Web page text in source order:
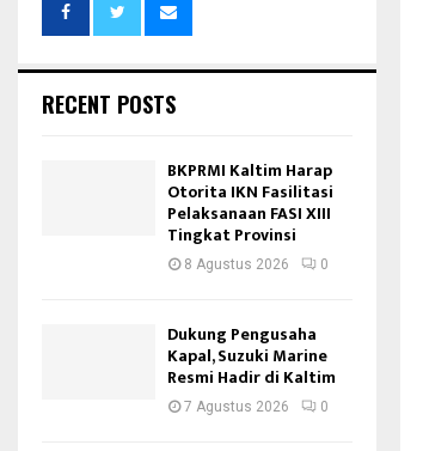
RECENT POSTS
BKPRMI Kaltim Harap
Otorita IKN Fasilitasi
Pelaksanaan FASI XIII
Tingkat Provinsi
8 Agustus 2026 0
Dukung Pengusaha
Kapal, Suzuki Marine
Resmi Hadir di Kaltim
7 Agustus 2026 0